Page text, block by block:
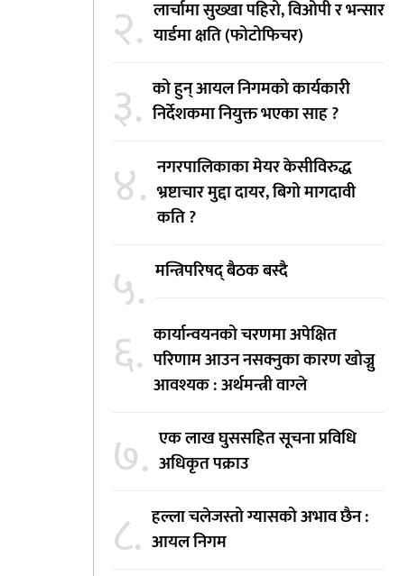
२. लार्चामा सुख्खा पहिरो, विओपी र भन्सार
यार्डमा क्षति (फोटोफिचर)
३. को हुन् आयल निगमको कार्यकारी
निर्देशकमा नियुक्त भएका साह ?
४. नगरपालिकाका मेयर केसीविरुद्ध
भ्रष्टाचार मुद्दा दायर, बिगो मागदावी
कति ?
५. मन्त्रिपरिषद् बैठक बस्दै
६. कार्यान्वयनको चरणमा अपेक्षित
परिणाम आउन नसक्नुका कारण खोज्नु
आवश्यक : अर्थमन्त्री वाग्ले
७. एक लाख घुससहित सूचना प्रविधि
अधिकृत पक्राउ
८. हल्ला चलेजस्तो ग्यासको अभाव छैन :
आयल निगम